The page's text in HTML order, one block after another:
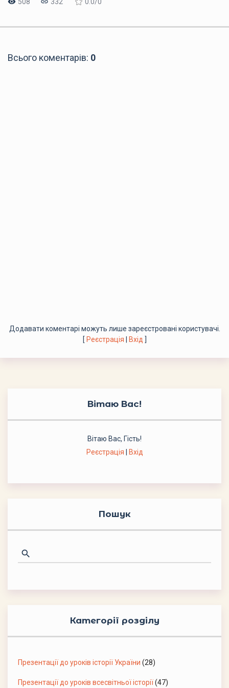
Всього коментарів: 0
Додавати коментарі можуть лише зареєстровані користувачі.
[ Реєстрація Вхід
Вітаю Вас!
Вітаю Вас, Гість!
Реєстрація
Вхід
Пошук
Категорії розділу
Презентації до уроків історії України (28)
Презентації до уроків всесвітньої історії(47)